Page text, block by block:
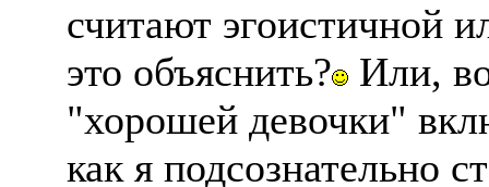
считают эгоистичной
это объяснить?
Или,
"хорошей девочки"
как я подсознательно